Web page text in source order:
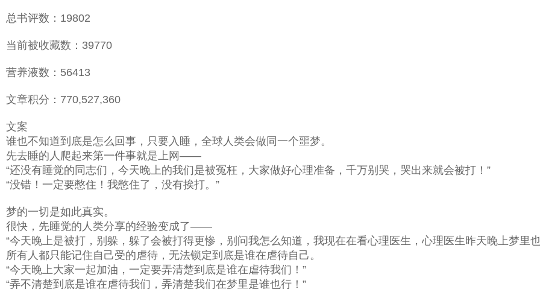
总书评数：19802
当前被收藏数：39770
营养液数：56413
文章积分：770,527,360
文案
谁也不知道到底是怎么回事，只要入睡，全球人类会做同一个噩梦。
先去睡的人爬起来第一件事就是上网——
“还没有睡觉的同志们，今天晚上的我们是被冤枉，大家做好心理准备，千万别哭，哭出来就会被打！”
“没错！一定要憋住！我憋住了，没有挨打。”
梦的一切是如此真实。
很快，先睡觉的人类分享的经验变成了——
“今天晚上是被打，别躲，躲了会被打得更惨，别问我怎么知道，我现在在看心理医生，心理医生昨天晚上梦里
所有人都只能记住自己受的虐待，无法锁定到底是谁在虐待自己。
“今天晚上大家一起加油，一定要弄清楚到底是谁在虐待我们！”
“弄不清楚到底是谁在虐待我们，弄清楚我们在梦里是谁也行！”